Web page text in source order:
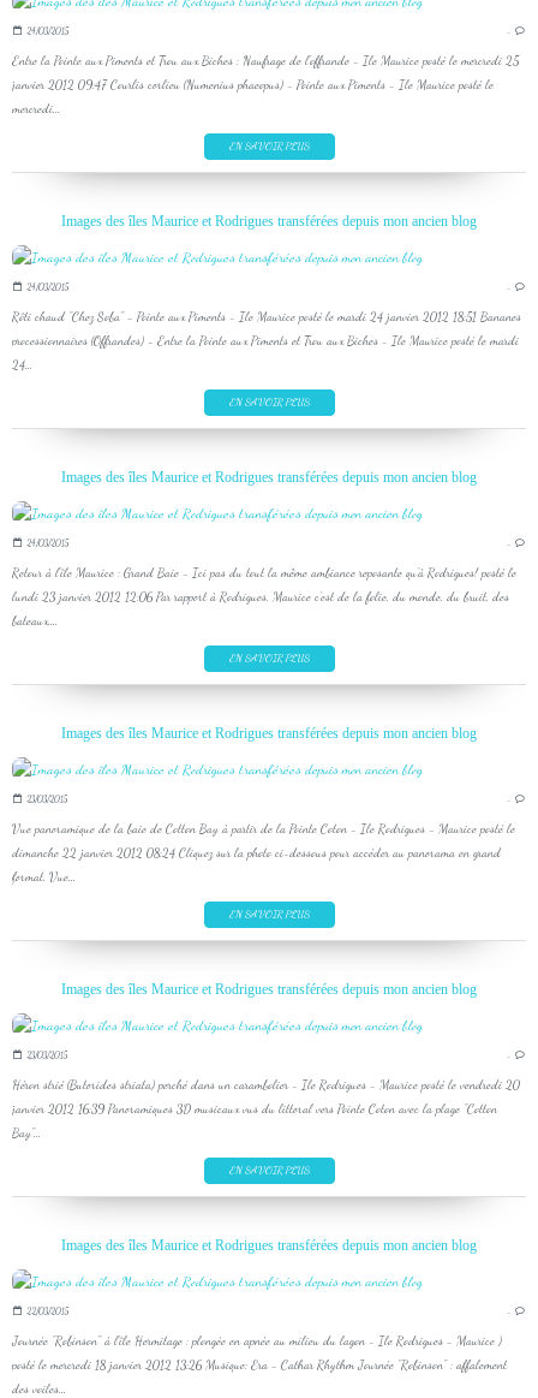
24/03/2015 …
Entre la Pointe aux Piments et Trou aux Biches : Naufrage de l'offrande - Ile Maurice posté le mercredi 25
janvier 2012 09:47 Courlis corlieu (Numenius phaeopus) - Pointe aux Piments - Ile Maurice posté le
mercredi...
EN SAVOIR PLUS
Images des îles Maurice et Rodrigues transférées depuis mon ancien blog
24/03/2015 …
Rôti chaud "Chez Soba" - Pointe aux Piments - Ile Maurice posté le mardi 24 janvier 2012 18:51 Bananes
processionnaires (Offrandes) - Entre la Pointe aux Piments et Trou aux Biches - Ile Maurice posté le mardi
24...
EN SAVOIR PLUS
Images des îles Maurice et Rodrigues transférées depuis mon ancien blog
24/03/2015 …
Retour à l'île Maurice : Grand Baie - Ici pas du tout la même ambiance reposante qu'à Rodrigues! posté le
lundi 23 janvier 2012 12:06 Par rapport à Rodrigues, Maurice c'est de la folie, du monde, du bruit, des
bateaux,...
EN SAVOIR PLUS
Images des îles Maurice et Rodrigues transférées depuis mon ancien blog
23/03/2015 …
Vue panoramique de la baie de Cotton Bay à partir de la Pointe Coton - Ile Rodrigues - Maurice posté le
dimanche 22 janvier 2012 08:24 Cliquez sur la photo ci-dessous pour accéder au panorama en grand
format. Vue...
EN SAVOIR PLUS
Images des îles Maurice et Rodrigues transférées depuis mon ancien blog
23/03/2015 …
Héron strié (Butorides striata) perché dans un carambolier - Ile Rodrigues - Maurice posté le vendredi 20
janvier 2012 16:39 Panoramiques 3D musicaux vus du littoral vers Pointe Coton avec la plage "Cotton
Bay"...
EN SAVOIR PLUS
Images des îles Maurice et Rodrigues transférées depuis mon ancien blog
22/03/2015 …
Journée "Robinson" à l'île Hermitage : plongée en apnée au milieu du lagon - Ile Rodrigues - Maurice )
posté le mercredi 18 janvier 2012 13:26 Musique: Era - Cathar Rhythm Journée "Robinson" : affalement
des voiles...